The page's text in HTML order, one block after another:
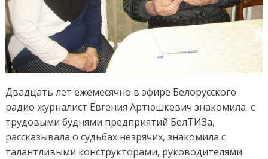
Двадцать лет ежемесячно в эфире Белорусского
радио журналист Евгения Артюшкевич знакомила с
трудовыми буднями предприятий БелТИЗа,
рассказывала о судьбах незрячих, знакомила с
талантливыми конструкторами, руководителями